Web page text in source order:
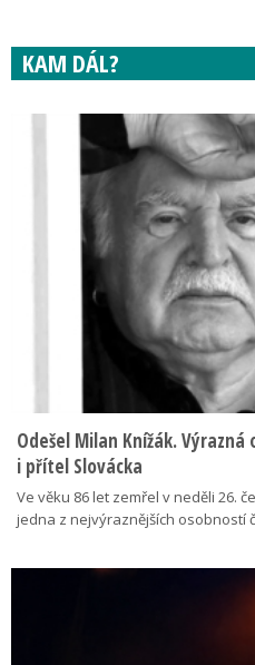
KAM DÁL?
Odešel Milan Knížák.
i přítel Slovácka
Ve věku 86 let zemřel v neděli 26.
jedna z nejvýraznějších osobností